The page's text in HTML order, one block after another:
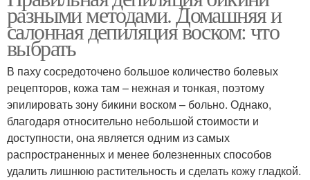
разными методами. Домашняя и
салонная депиляция воском: что
выбрать
В паху сосредоточено большое количество болевых
рецепторов, кожа там – нежная и тонкая, поэтому
эпилировать зону бикини воском – больно. Однако,
благодаря относительно небольшой стоимости и
доступности, она является одним из самых
распространенных и менее болезненных способов
удалить лишнюю растительность и сделать кожу гладкой.